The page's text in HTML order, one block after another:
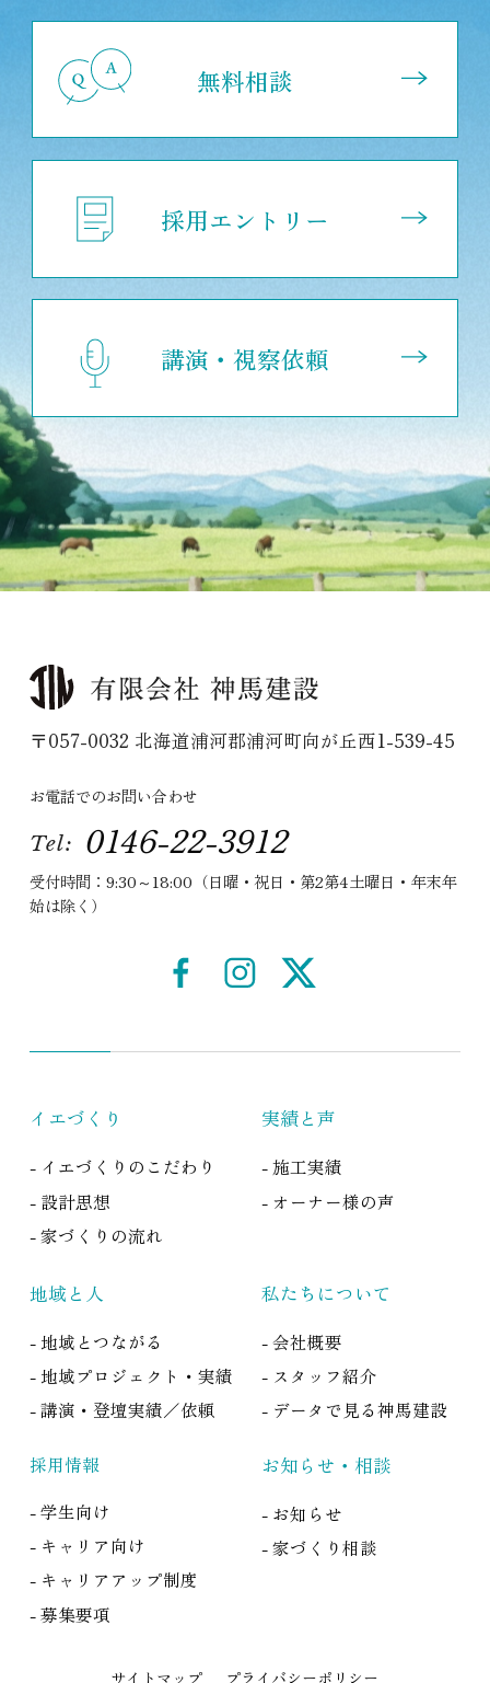
無料相談
採用エントリー
講演・視察依頼
〒057-0032 北海道浦河郡浦河町向が丘西1-539-45
お電話でのお問い合わせ
Tel: 0146-22-3912
受付時間：9:30～18:00（日曜・祝日・第2第4土曜日・年末年
始は除く）
イエづくり
- イエづくりのこだわり
- 設計思想
- 家づくりの流れ
実績と声
- 施工実績
- オーナー様の声
地域と人
- 地域とつながる
- 地域プロジェクト・実績
- 講演・登壇実績／依頼
私たちについて
- 会社概要
- スタッフ紹介
- データで見る神馬建設
採用情報
- 学生向け
- キャリア向け
- キャリアアップ制度
- 募集要項
お知らせ・相談
- お知らせ
- 家づくり相談
サイトマップ プライバシーポリシー